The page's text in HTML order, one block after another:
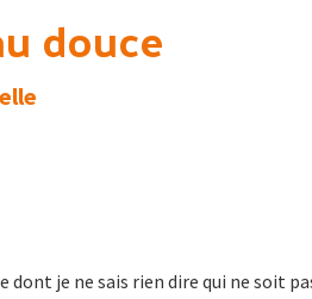
douce
dont je ne sais rien dire qui ne soit